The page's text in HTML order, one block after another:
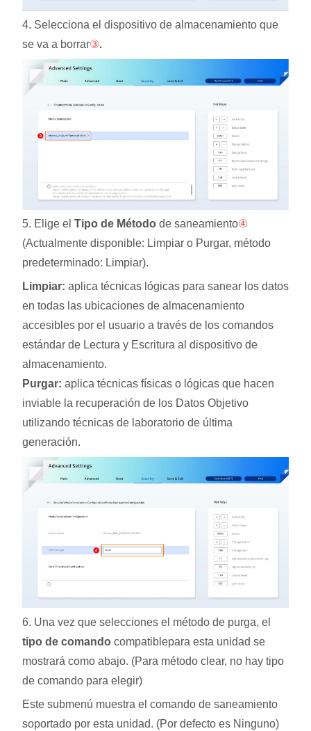
4. Selecciona el dispositivo de almacenamiento que
se va a borrar③.
5. Elige el Tipo de Método de saneamiento④
(Actualmente disponible: Limpiar o Purgar, método
predeterminado: Limpiar).
Limpiar: aplica técnicas lógicas para sanear los datos
en todas las ubicaciones de almacenamiento
accesibles por el usuario a través de los comandos
estándar de Lectura y Escritura al dispositivo de
almacenamiento.
Purgar: aplica técnicas físicas o lógicas que hacen
inviable la recuperación de los Datos Objetivo
utilizando técnicas de laboratorio de última
generación.
6. Una vez que selecciones el método de purga, el
tipo de comando compatiblepara esta unidad se
mostrará como abajo. (Para método clear, no hay tipo
de comando para elegir)
Este submenú muestra el comando de saneamiento
soportado por esta unidad. (Por defecto es Ninguno)